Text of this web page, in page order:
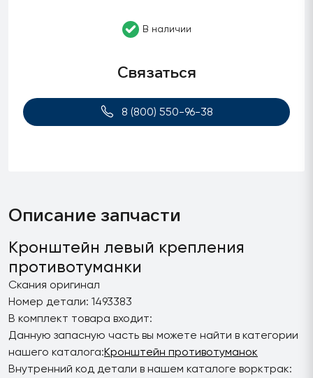
В наличии
Связаться
8 (800) 550-96-38
Описание запчасти
Кронштейн левый крепления
противотуманки
Скания оригинал
Номер детали: 1493383
В комплект товара входит:
Данную запасную часть вы можете найти в категории
нашего каталога:Кронштейн противотуманок
Внутренний код детали в нашем каталоге ворктрак: